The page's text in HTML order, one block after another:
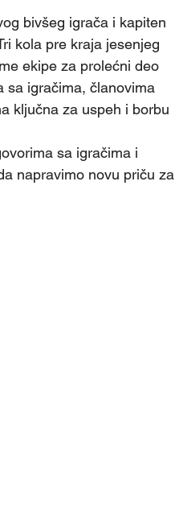
kola pre kraja jesenjeg
ekipe za prolećni deo
sa igračima, članovima
ključna za uspeh i borbu
sa igračima i
napravimo novu priču za